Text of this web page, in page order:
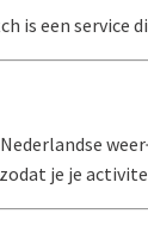
is een service
je je